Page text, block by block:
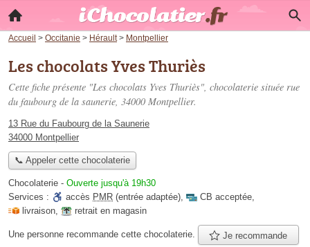
Accueil > Occitanie > Hérault > Montpellier
Les chocolats Yves Thuriès
Cette fiche présente "Les chocolats Yves Thuriès", chocolaterie située rue
du faubourg de la saunerie, 34000 Montpellier.
13 Rue du Faubourg de la Saunerie
34000 Montpellier
📞 Appeler cette chocolaterie
Chocolaterie - Ouverte jusqu'à 19h30
Services :
accès PMR (entrée adaptée), CB acceptée,
livraison, retrait en magasin
Une personne recommande cette chocolaterie. Je recommande